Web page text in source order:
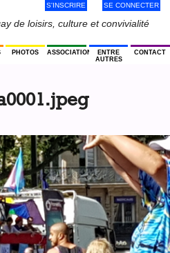
de loisirs, culture et convivialité
S'INSCRIRE SE CONNECTER
PHOTOS ASSOCIATION
ENTRE
AUTRES
CONTACT